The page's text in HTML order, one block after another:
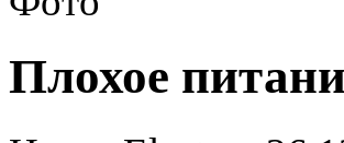
Плохое